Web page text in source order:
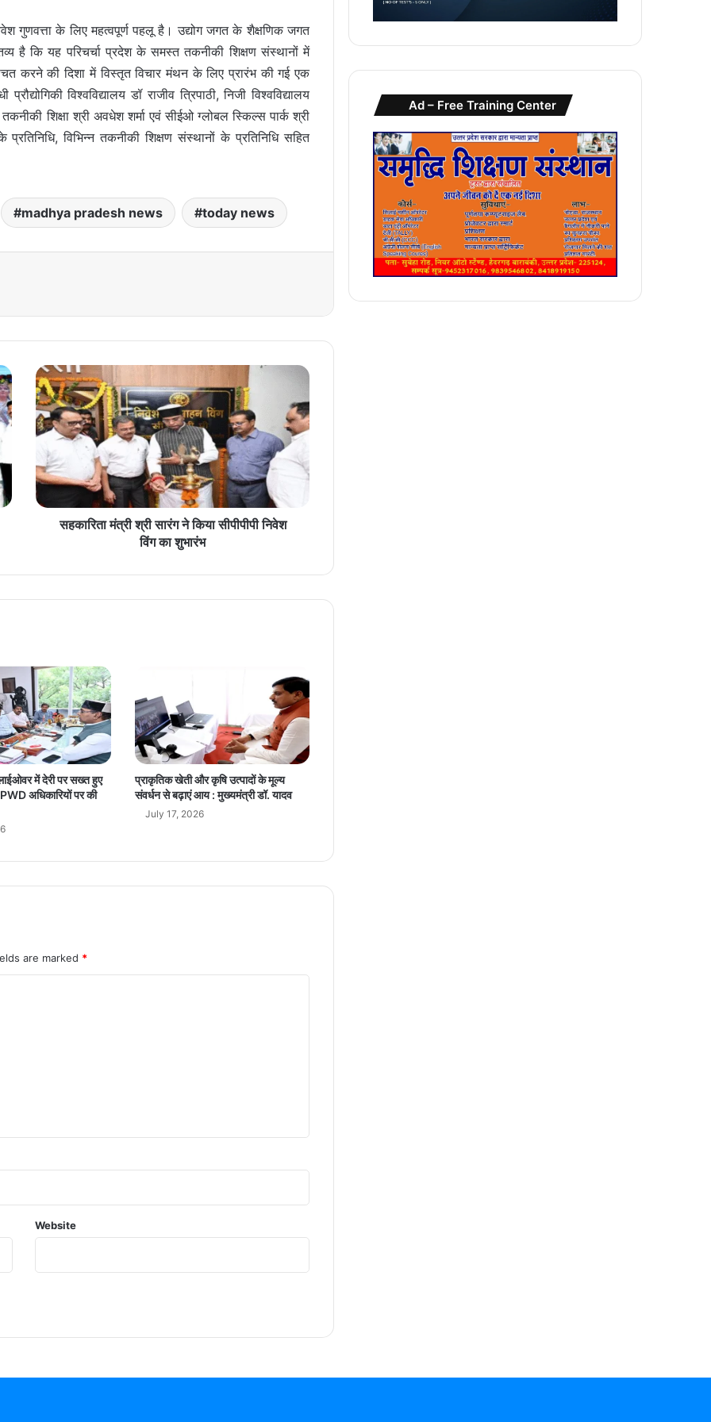
गुणवत्ता के लिए महत्वपूर्ण पहलू है। उद्योग जगत के शैक्षणिक जगत
है कि यह परिचर्चा प्रदेश के समस्त तकनीकी शिक्षण संस्थानों में
करने की दिशा में विस्तृत विचार मंथन के लिए प्रारंभ की गई एक
विश्वविद्यालय डॉ राजीव त्रिपाठी, निजी विश्वविद्यालय
शिक्षा श्री अवधेश शर्मा एवं सीईओ ग्लोबल स्किल्स पार्क श्री
प्रतिनिधि, विभिन्न तकनीकी शिक्षण संस्थानों के प्रतिनिधि सहित
madhya pradesh news today news
स
ह
का
रि
ता
त्री
श्री
सा
कि
नि
वे
श
विं
ग
का
शु
भा
सहकारिता मंत्री श्री सारंग ने किया सीपीपीपी निवेश
विंग का शुभारंभ
में देरी पर सख्त हुए
अधिकारियों पर की
प्राकृतिक खेती और कृषि उत्पादों के मूल्य
संवर्धन से बढ़ाएं आय : मुख्यमंत्री डॉ. यादव
July 17, 2026
are marked *
Website
Ad – Free Training Center